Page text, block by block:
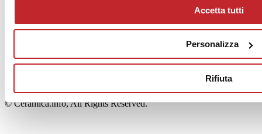
Accetta tutti
Personalizza
Rifiuta
Edi.Cer S.p.a. Società unipersonale
Viale Monte Santo, 40 - 41049 Sassuolo (MO) - Italy
00853700367
Iscrizione al Registro delle Imprese: REA Modena 189678
© Ceramica.info, All Rights Reserved.